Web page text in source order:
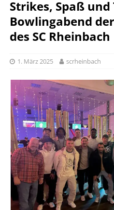
Strikes, Spaß und
Bowlingabend
des SC Rheinbach
1. März 2025 scrheinbach